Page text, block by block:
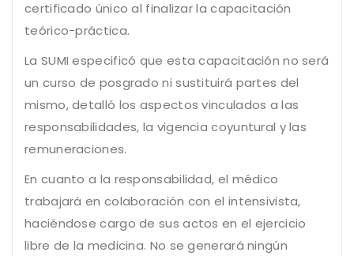
certificado único al finalizar la capacitación
teórico-práctica.
La SUMI especificó que esta capacitación no será
un curso de posgrado ni sustituirá partes del
mismo, detalló los aspectos vinculados a las
responsabilidades, la vigencia coyuntural y las
remuneraciones.
En cuanto a la responsabilidad, el médico
trabajará en colaboración con el intensivista,
haciéndose cargo de sus actos en el ejercicio
libre de la medicina. No se generará ningún